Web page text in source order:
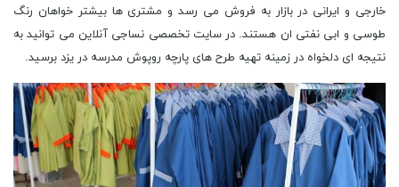
خارجی و ایرانی در بازار به فروش می رسد و مشتری ها بیشتر خواهان رنگ
طوسی و ابی نفتی ان هستند. در سایت تخصصی نساجی آنلاین می توانید به
نتیجه ای دلخواه در زمینه تهیه طرح های پارچه روپوش مدرسه در یزد برسید.